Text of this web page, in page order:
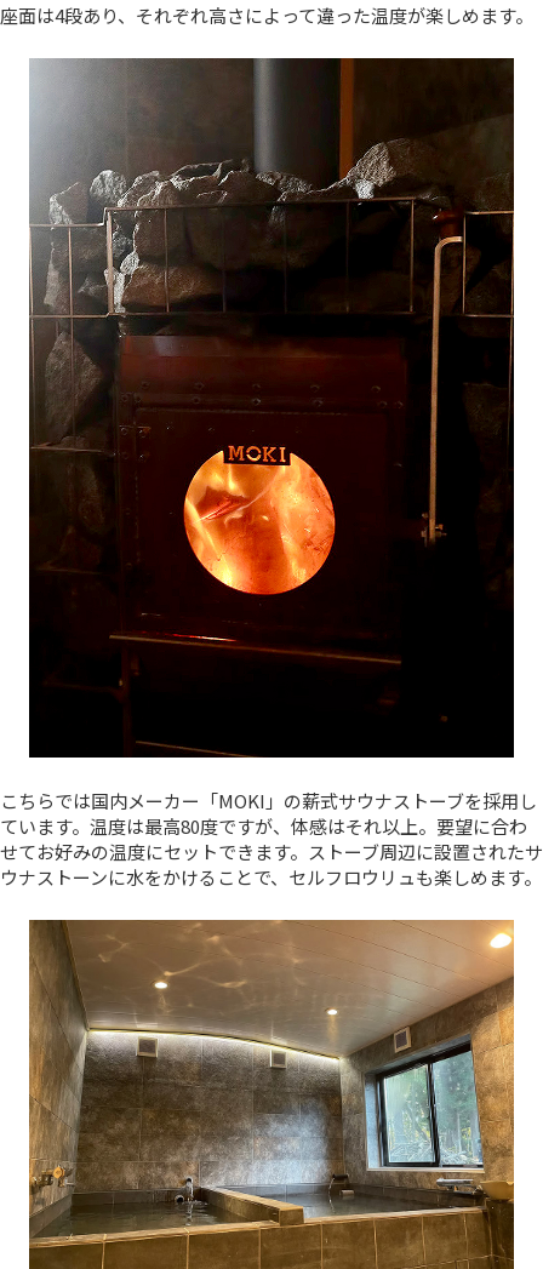
座面は4段あり、それぞれ高さによって違った温度が楽しめます。
こちらでは国内メーカー「MOKI」の薪式サウナストーブを採用し
ています。温度は最高80度ですが、体感はそれ以上。要望に合わ
せてお好みの温度にセットできます。ストーブ周辺に設置されたサ
ウナストーンに水をかけることで、セルフロウリュも楽しめます。